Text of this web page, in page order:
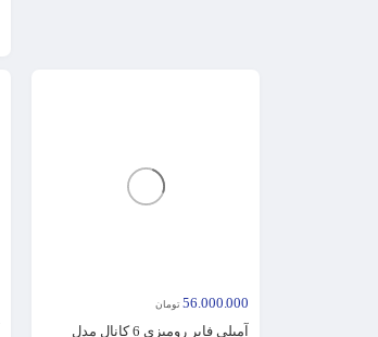
56.000.000 تومان
آمپلی فایر رومیزی 6 کانال مدل